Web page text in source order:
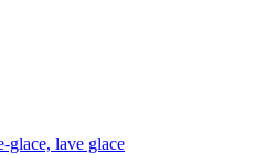
glace, lave glace